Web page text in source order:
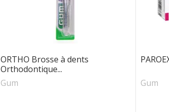
ORTHO Brosse à dents
Orthodontique...
Gum
Gum